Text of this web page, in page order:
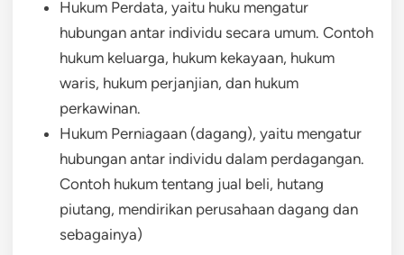
Hukum Perdata, yaitu huku mengatur
hubungan antar individu secara umum. Contoh
hukum keluarga, hukum kekayaan, hukum
waris, hukum perjanjian, dan hukum
perkawinan.
Hukum Perniagaan (dagang), yaitu mengatur
hubungan antar individu dalam perdagangan.
Contoh hukum tentang jual beli, hutang
piutang, mendirikan perusahaan dagang dan
sebagainya)